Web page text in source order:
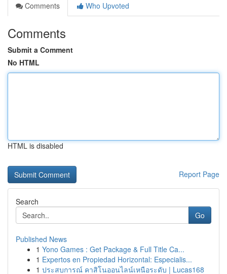
Comments
Who Upvoted
Comments
Submit a Comment
No HTML
HTML is disabled
Report Page
Search
Go
Published News
1 Yono Games : Get Package & Full Title Ca...
1 Expertos en Propiedad Horizontal: Especialis...
1 ประสบการณ์ คาสิโนออนไลน์เหนือระดับ | Lucas168